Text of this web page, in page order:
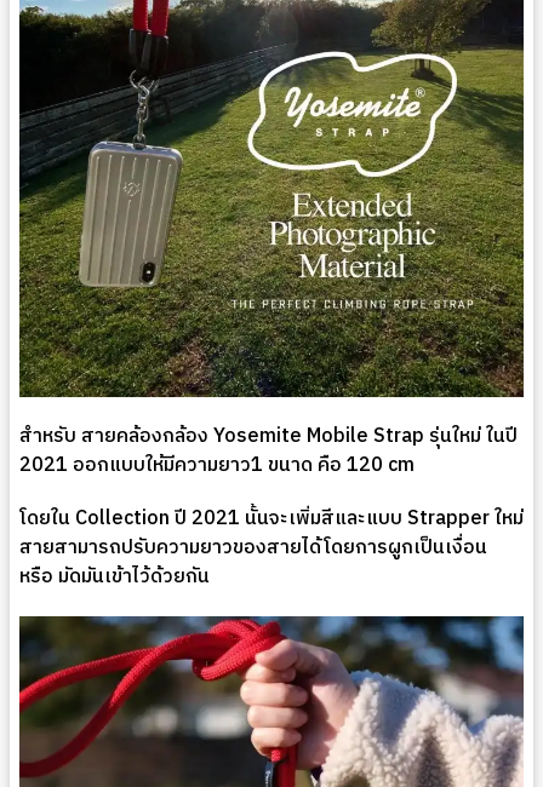
สำหรับ สายคล้องกล้อง Yosemite Mobile Strap รุ่นใหม่ ในปี
2021 ออกแบบให้มีความยาว1 ขนาด คือ 120 cm
โดยใน Collection ปี 2021 นั้นจะเพิ่มสีและแบบ Strapper ใหม่
สายสามารถปรับความยาวของสายได้โดยการผูกเป็นเงื่อน
หรือ มัดมันเข้าไว้ด้วยกัน